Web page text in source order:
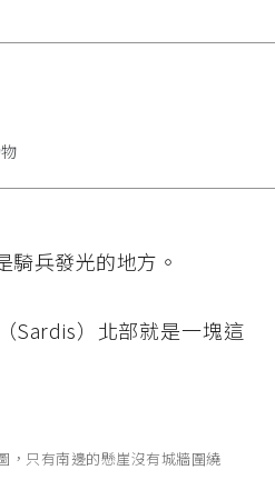
騎兵發光的地方。
Sardis） 北部就是一塊這
，只有南邊的懸崖沒有城牆圍繞